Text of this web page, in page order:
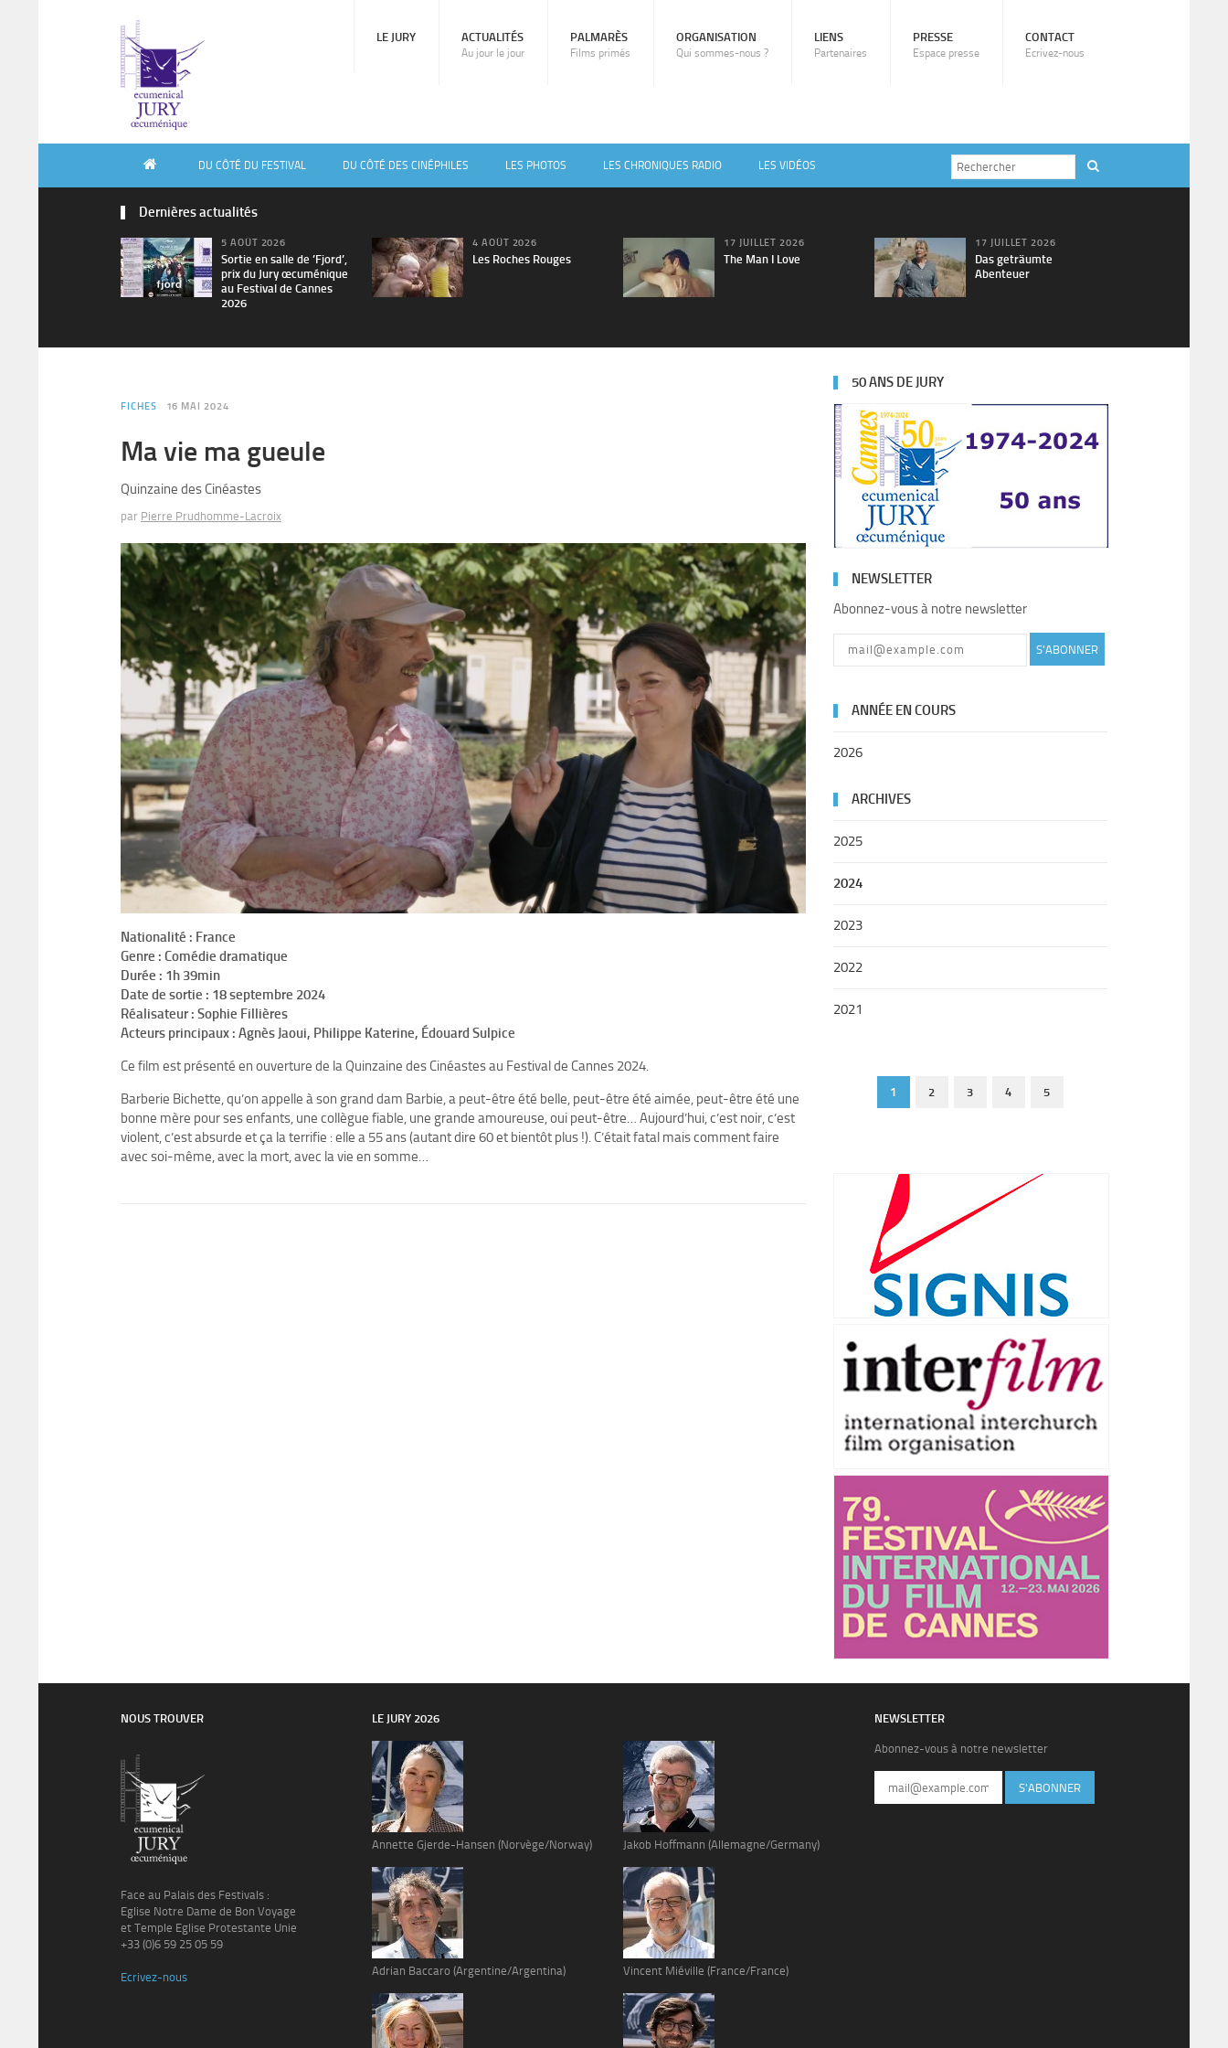
LE JURY ACTUALITÉS
Au jour le jour
PALMARÈS
Films primés
ORGANISATION
Qui sommes-nous ?
LIENS
Partenaires
PRESSE
Espace presse
CONTACT
Ecrivez-nous
DU CÔTÉ DU FESTIVAL DU CÔTÉ DES CINÉPHILES LES PHOTOS LES CHRONIQUES RADIO LES VIDÉOS
Dernières actualités
5 AOÛT 2026
Sortie en salle de ’Fjord’,
prix du Jury œcuménique
au Festival de Cannes
2026
4 AOÛT 2026
Les Roches Rouges
17 JUILLET 2026
The Man I Love
17 JUILLET 2026
Das geträumte
Abenteuer
FICHES 16 MAI 2024
Ma vie ma gueule
Quinzaine des Cinéastes
par Pierre Prudhomme-Lacroix
Nationalité : France
Genre : Comédie dramatique
Durée : 1h 39min
Date de sortie : 18 septembre 2024
Réalisateur : Sophie Fillières
Acteurs principaux : Agnès Jaoui, Philippe Katerine, Édouard Sulpice
Ce film est présenté en ouverture de la Quinzaine des Cinéastes au Festival de Cannes 2024.
Barberie Bichette, qu’on appelle à son grand dam Barbie, a peut-être été belle, peut-être été aimée, peut-être été une
bonne mère pour ses enfants, une collègue fiable, une grande amoureuse, oui peut-être… Aujourd’hui, c’est noir, c’est
violent, c’est absurde et ça la terrifie : elle a 55 ans (autant dire 60 et bientôt plus !). C’était fatal mais comment faire
avec soi-même, avec la mort, avec la vie en somme…
50 ANS DE JURY
NEWSLETTER
Abonnez-vous à notre newsletter
S'ABONNER
ANNÉE EN COURS
2026
ARCHIVES
2025
2024
2023
2022
2021
1 2 3 4 5
NOUS TROUVER
Face au Palais des Festivals :
Eglise Notre Dame de Bon Voyage
et Temple Eglise Protestante Unie
+33 (0)6 59 25 05 59
Ecrivez-nous
LE JURY 2026
Annette Gjerde-Hansen (Norvège/Norway)
Adrian Baccaro (Argentine/Argentina)
Jakob Hoffmann (Allemagne/Germany)
Vincent Miéville (France/France)
NEWSLETTER
Abonnez-vous à notre newsletter
S'ABONNER